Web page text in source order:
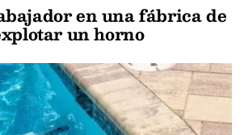
en una fábrica de
un horno